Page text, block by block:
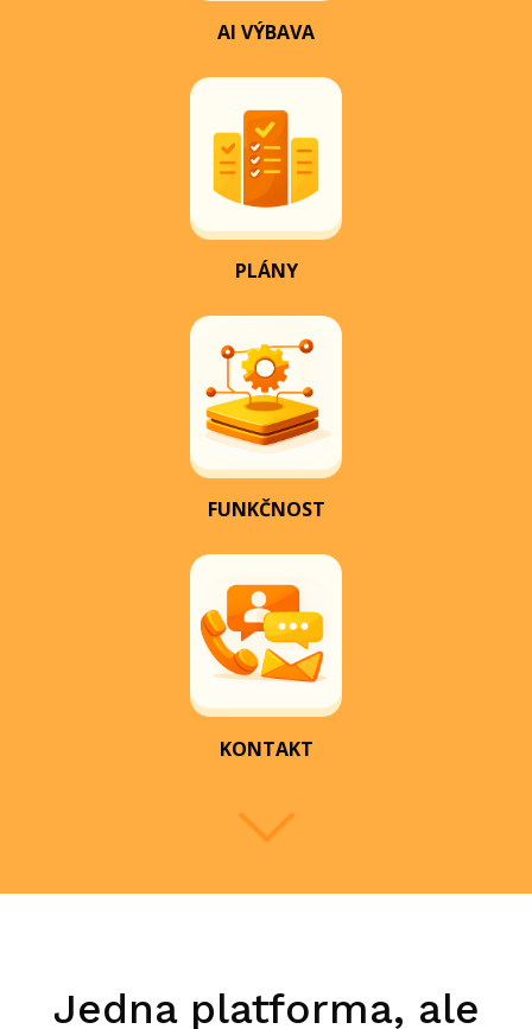
AI VÝBAVA
PLÁNY
FUNKČNOST
KONTAKT
Jedna platforma, ale